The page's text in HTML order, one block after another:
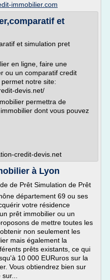
immobilier.com
et
et simulation pret
en ligne, faire une
ou un comparatif credit
notre site:
devis.net/
permettra de
dont vous pouvez
credit-devis.net
à Lyon
de Prêt Simulation de Prêt
département 69 ou ses
votre résidence
prêt immobilier ou un
de mettre toutes les
non seulement les
mais également la
prêts existants, ce qui
10 000 EURuros sur la
Vous obtiendrez bien sur